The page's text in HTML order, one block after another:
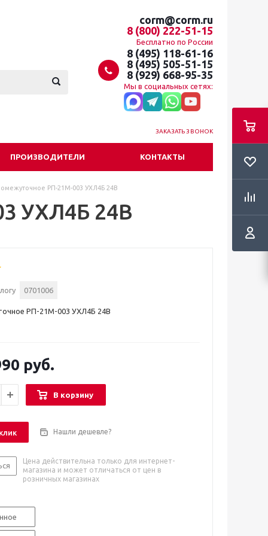
corm@corm.ru
8 (800) 222-51-15
Бесплатно по России
8 (495) 118-61-16
8 (495) 505-51-15
8 (929) 668-95-35
Мы в социальных сетях:
ЗАКАЗАТЬ ЗВОНОК
ПРОИЗВОДИТЕЛИ КОНТАКТЫ
РП-21М-003 УХЛ4Б 24В
УХЛ4Б 24В
0701006
РП-21М-003 УХЛ4Б 24В
руб.
В корзину
Нашли дешевле?
Цена действительна только для интернет-
магазина и может отличаться от цен в
розничных магазинах